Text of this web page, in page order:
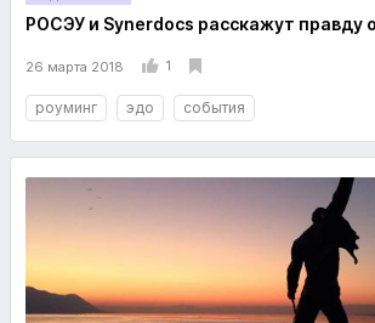
РОСЭУ и Synerdocs расскажут правду
26 марта 2018 1
роуминг эдо события